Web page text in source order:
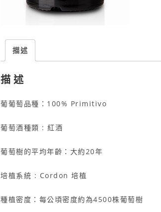
描述
描述
葡葡萄品種：100% Primitivo
葡萄酒種類 : 紅酒
葡萄樹的平均年齡：大約20年
培植系統 : Cordon 培植
種植密度：每公頃密度約為4500株葡萄樹